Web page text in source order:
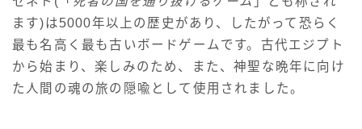
ます)は5000年以上の歴史があり、したがって恐らく
最も名高く最も古いボードゲームです。古代エジプト
から始まり、楽しみのため、また、神聖な晩年に向け
た人間の魂の旅の隠喩として使用されました。